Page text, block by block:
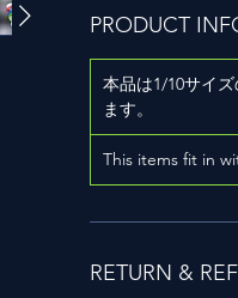
PRODUCT
本品は1/10サイ
ます。
This items fit in
RETURN &